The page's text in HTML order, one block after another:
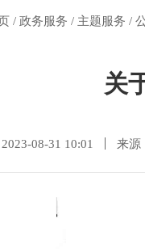
/ 政务服务 / 主题服务 /
关
08-31 10:01 来源